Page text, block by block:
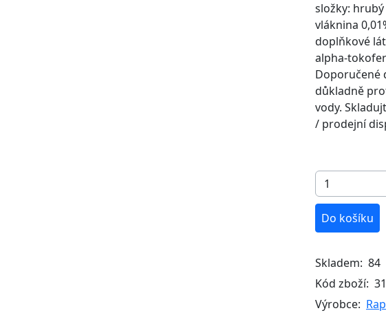
složky:
vláknina
doplňkové
alpha-
Doporučené
důkladně
vody.
/ prodejní
Do košíku
Skladem: 84
Kód zboží:
Výrobce: